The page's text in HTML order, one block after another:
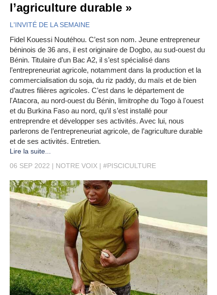
l’agriculture durable »
L'INVITÉ DE LA SEMAINE
Fidel Kouessi Noutéhou. C’est son nom. Jeune entrepreneur
béninois de 36 ans, il est originaire de Dogbo, au sud-ouest du
Bénin. Titulaire d’un Bac A2, il s’est spécialisé dans
l’entrepreneuriat agricole, notamment dans la production et la
commercialisation du soja, du riz paddy, du maïs et de bien
d’autres filières agricoles. C’est dans le département de
l'Atacora, au nord-ouest du Bénin, limitrophe du Togo à l'ouest
et du Burkina Faso au nord, qu’il s’est installé pour
entreprendre et développer ses activités. Avec lui, nous
parlerons de l’entrepreneuriat agricole, de l’agriculture durable
et de ses activités. Entretien.
Lire la suite...
06 SEP 2022
NOTRE VOIX #PISCICULTURE